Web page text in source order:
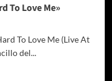
To Love Me»
To Love Me (Live At
del...